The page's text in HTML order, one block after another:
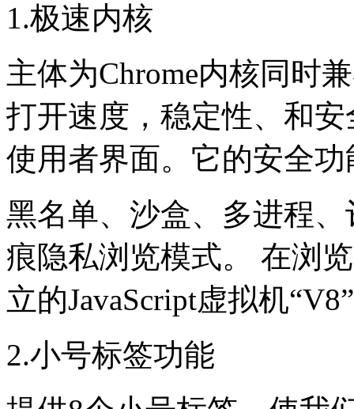
1.极速内核
主体为Chrome内核同时
打开速度，稳定性、和
使用者界面。它的安全功
黑名单、沙盒、多进程
痕隐私浏览模式。 在浏
立的JavaScript虚拟机
2.小号标签功能